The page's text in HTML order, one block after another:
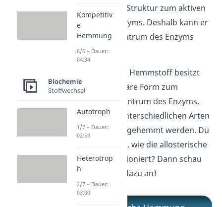
komplementäre Struktur zum aktiven
Zentrum des Enzyms. Deshalb kann er
an das aktive Zentrum des Enzyms
binden.
Der allosterische Hemmstoff besitzt
die komplementäre Form zum
allosterischen Zentrum des Enzyms.
Auf diese zwei unterschiedlichen Arten
kann das Enzym gehemmt werden. Du
möchtest wissen, wie die allosterische
Hemmung funktioniert? Dann schau
dir unser
dazu an!
Kompetitiv
e
Hemmung
6/6 – Dauer:
04:34
Biochemie
Stoffwechsel
Autotroph
1/7 – Dauer:
02:59
Heterotrop
h
2/7 – Dauer:
03:00